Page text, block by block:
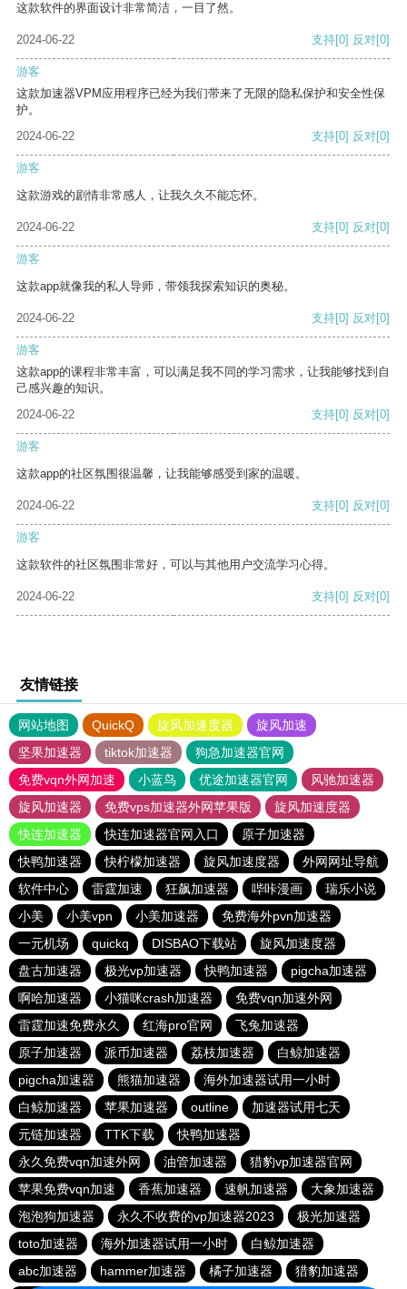
这款软件的界面设计非常简洁，一目了然。
2024-06-22 支持[0] 反对[0]
游客
这款加速器VPM应用程序已经为我们带来了无限的隐私保护和安全性保
护。
2024-06-22
支持[0] 反对[0]
游客
这款游戏的剧情非常感人，让我久久不能忘怀。
2024-06-22 支持[0] 反对[0]
游客
这款app就像我的私人导师，带领我探索知识的奥秘。
2024-06-22 支持[0] 反对[0]
游客
这款app的课程非常丰富，可以满足我不同的学习需求，让我能够找到自
己感兴趣的知识。
2024-06-22
支持[0] 反对[0]
游客
这款app的社区氛围很温馨，让我能够感受到家的温暖。
2024-06-22 支持[0] 反对[0]
游客
这款软件的社区氛围非常好，可以与其他用户交流学习心得。
2024-06-22 支持[0] 反对[0]
友情链接
网站地图 QuickQ 旋风加速度器
旋风加速
坚果加速器
tiktok加速器
狗急加速器官网
免费vqn外网加速
小蓝鸟 优途加速器官网
风驰加速器
旋风加速器
免费vps加速器外网苹果版
旋风加速度器
快连加速器
快连加速器官网入口
原子加速器
快鸭加速器
快柠檬加速器 旋风加速度器
外网网址导航
软件中心
雷霆加速 狂飙加速器 哔咔漫画
瑞乐小说
小美
小美vpn 小美加速器
免费海外pvn加速器
一元机场
quickq DISBAO下载站
旋风加速度器
盘古加速器
极光vp加速器 快鸭加速器
pigcha加速器
啊哈加速器
小猫咪crash加速器
免费vqn加速外网
雷霆加速免费永久
红海pro官网
飞兔加速器
原子加速器
派币加速器 荔枝加速器
白鲸加速器
pigcha加速器
熊猫加速器
海外加速器试用一小时
白鲸加速器
苹果加速器 outline
加速器试用七天
元链加速器
TTK下载
快鸭加速器
永久免费vqn加速外网
油管加速器
猎豹vp加速器官网
苹果免费vqn加速
香蕉加速器 速帆加速器
大象加速器
泡泡狗加速器
永久不收费的vp加速器2023
极光加速器
toto加速器
海外加速器试用一小时
白鲸加速器
abc加速器
hammer加速器 橘子加速器 猎豹加速器